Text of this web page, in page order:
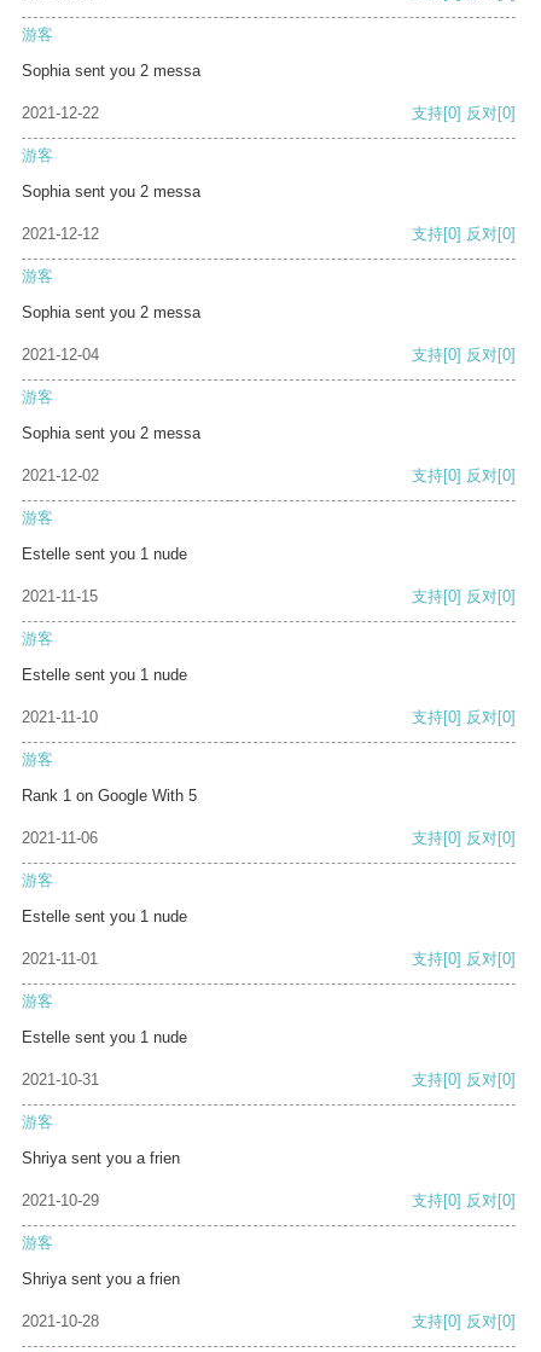
游客
Sophia sent you 2 messa
2021-12-22 支持[0] 反对[0]
游客
Sophia sent you 2 messa
2021-12-12 支持[0] 反对[0]
游客
Sophia sent you 2 messa
2021-12-04 支持[0] 反对[0]
游客
Sophia sent you 2 messa
2021-12-02 支持[0] 反对[0]
游客
Estelle sent you 1 nude
2021-11-15 支持[0] 反对[0]
游客
Estelle sent you 1 nude
2021-11-10 支持[0] 反对[0]
游客
Rank 1 on Google With 5
2021-11-06 支持[0] 反对[0]
游客
Estelle sent you 1 nude
2021-11-01 支持[0] 反对[0]
游客
Estelle sent you 1 nude
2021-10-31 支持[0] 反对[0]
游客
Shriya sent you a frien
2021-10-29 支持[0] 反对[0]
游客
Shriya sent you a frien
2021-10-28 支持[0] 反对[0]